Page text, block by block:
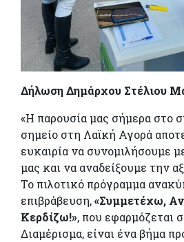
Δήλωση Δημάρχου Στέλιου
«Η παρουσία μας σήμερα στο
σημείο στη Λαϊκή Αγορά
ευκαιρία να συνομιλήσουμε
μας και να αναδείξουμε την
Το πιλοτικό πρόγραμμα
επιβράβευση,«Συμμετέχω,
Κερδίζω!», που εφαρμόζεται
Διαμέρισμα, είναι ένα βήμα